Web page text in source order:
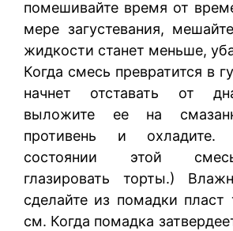
помешивайте время от
мере загустевания,
жидкости станет меньше,
Когда смесь превратится в
начнет отставать от
выложите ее на
противень и
состоянии этой
глазировать торты.)
сделайте из помадки
см. Когда помадка